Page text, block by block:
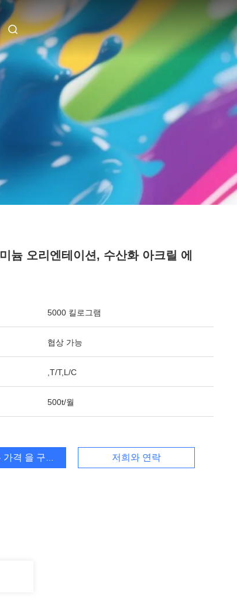
늄 오리엔테이션, 수산화 아크릴 에
5000 킬로그램
협상 가능
,T/T,L/C
500t/월
격 을 구하라 저희와 연락